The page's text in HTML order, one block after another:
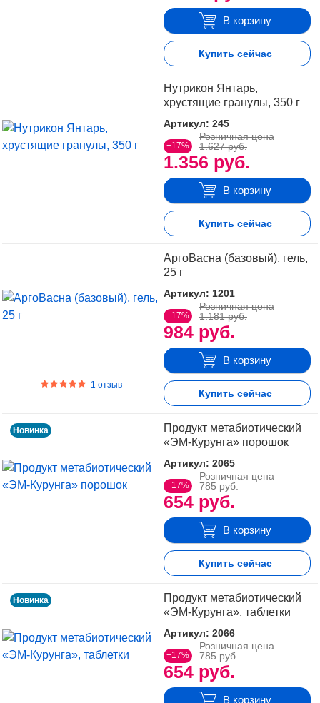
В корзину
Купить сейчас
Нутрикон Янтарь,
хрустящие гранулы, 350 г
Артикул: 245
−17%
1.356 руб.
Розничная цена
1.627 руб.
В корзину
Купить сейчас
1 отзыв
АргоВасна (базовый), гель,
25 г
Артикул: 1201
−17%
984 руб.
Розничная цена
1.181 руб.
В корзину
Купить сейчас
Новинка
Продукт метабиотический
«ЭМ-Курунга» порошок
Артикул: 2065
−17%
654 руб.
Розничная цена
785 руб.
В корзину
Купить сейчас
Новинка
Продукт метабиотический
«ЭМ-Курунга», таблетки
Артикул: 2066
−17%
654 руб.
Розничная цена
785 руб.
В корзину